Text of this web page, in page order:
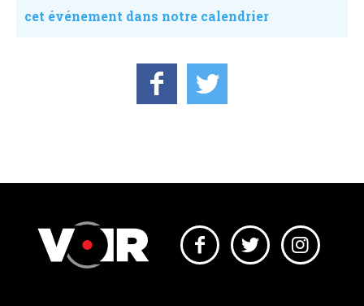
cet événement dans notre calendrier